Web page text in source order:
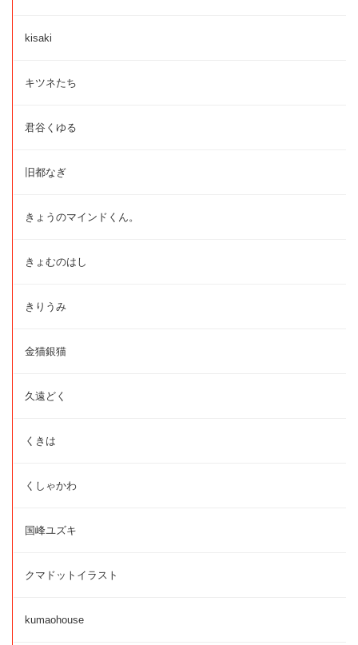
kisaki
キツネたち
君谷くゆる
旧都なぎ
きょうのマインドくん。
きょむのはし
きりうみ
金猫銀猫
久遠どく
くきは
くしゃかわ
国峰ユズキ
クマドットイラスト
kumaohouse